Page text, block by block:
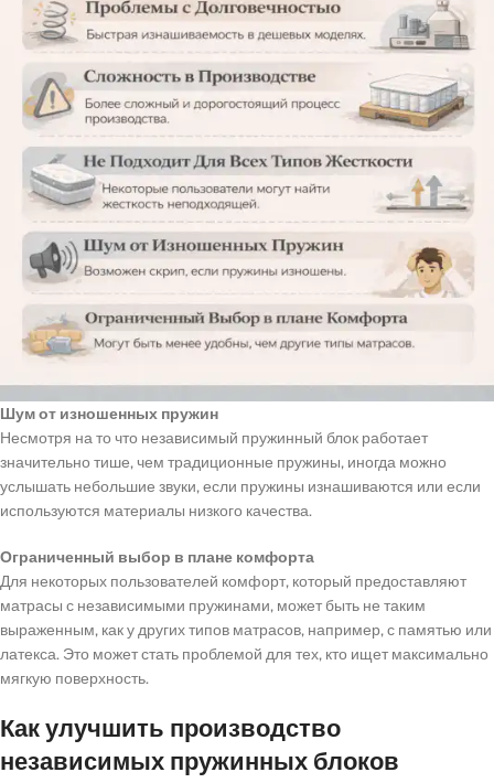
Шум от изношенных пружин
Несмотря на то что независимый пружинный блок работает
значительно тише, чем традиционные пружины, иногда можно
услышать небольшие звуки, если пружины изнашиваются или если
используются материалы низкого качества.
Ограниченный выбор в плане комфорта
Для некоторых пользователей комфорт, который предоставляют
матрасы с независимыми пружинами, может быть не таким
выраженным, как у других типов матрасов, например, с памятью или
латекса. Это может стать проблемой для тех, кто ищет максимально
мягкую поверхность.
Как улучшить производство
независимых пружинных блоков